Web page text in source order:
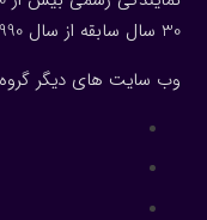
30 سال سابقه از سال 1990 ، مستقر در ونکوور کانادا
وب سایت های دیگر گروه